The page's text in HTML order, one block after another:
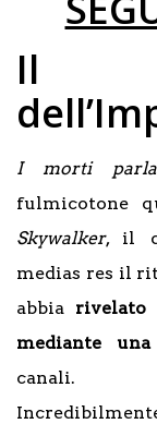
Il
I morti
fulmicotone
Skywalker, il
medias res il
abbia rivelato
mediante
canali.